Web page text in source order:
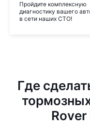
Пройдите комплексную
диагностику вашего
в сети наших СТО!
Где
Rover